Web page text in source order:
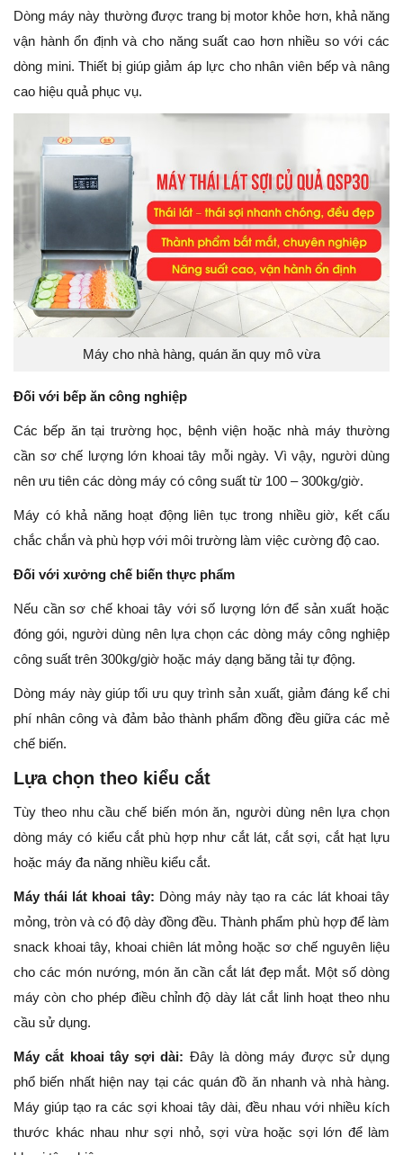
Dòng máy này thường được trang bị motor khỏe hơn, khả năng
vận hành ổn định và cho năng suất cao hơn nhiều so với các
dòng mini. Thiết bị giúp giảm áp lực cho nhân viên bếp và nâng
cao hiệu quả phục vụ.
Máy cho nhà hàng, quán ăn quy mô vừa
Đối với bếp ăn công nghiệp
Các bếp ăn tại trường học, bệnh viện hoặc nhà máy thường
cần sơ chế lượng lớn khoai tây mỗi ngày. Vì vậy, người dùng
nên ưu tiên các dòng máy có công suất từ 100 – 300kg/giờ.
Máy có khả năng hoạt động liên tục trong nhiều giờ, kết cấu
chắc chắn và phù hợp với môi trường làm việc cường độ cao.
Đối với xưởng chế biến thực phẩm
Nếu cần sơ chế khoai tây với số lượng lớn để sản xuất hoặc
đóng gói, người dùng nên lựa chọn các dòng máy công nghiệp
công suất trên 300kg/giờ hoặc máy dạng băng tải tự động.
Dòng máy này giúp tối ưu quy trình sản xuất, giảm đáng kể chi
phí nhân công và đảm bảo thành phẩm đồng đều giữa các mẻ
chế biến.
Lựa chọn theo kiểu cắt
Tùy theo nhu cầu chế biến món ăn, người dùng nên lựa chọn
dòng máy có kiểu cắt phù hợp như cắt lát, cắt sợi, cắt hạt lựu
hoặc máy đa năng nhiều kiểu cắt.
Máy thái lát khoai tây: Dòng máy này tạo ra các lát khoai tây
mỏng, tròn và có độ dày đồng đều. Thành phẩm phù hợp để làm
snack khoai tây, khoai chiên lát mỏng hoặc sơ chế nguyên liệu
cho các món nướng, món ăn cần cắt lát đẹp mắt. Một số dòng
máy còn cho phép điều chỉnh độ dày lát cắt linh hoạt theo nhu
cầu sử dụng.
Máy cắt khoai tây sợi dài: Đây là dòng máy được sử dụng
phổ biến nhất hiện nay tại các quán đồ ăn nhanh và nhà hàng.
Máy giúp tạo ra các sợi khoai tây dài, đều nhau với nhiều kích
thước khác nhau như sợi nhỏ, sợi vừa hoặc sợi lớn để làm